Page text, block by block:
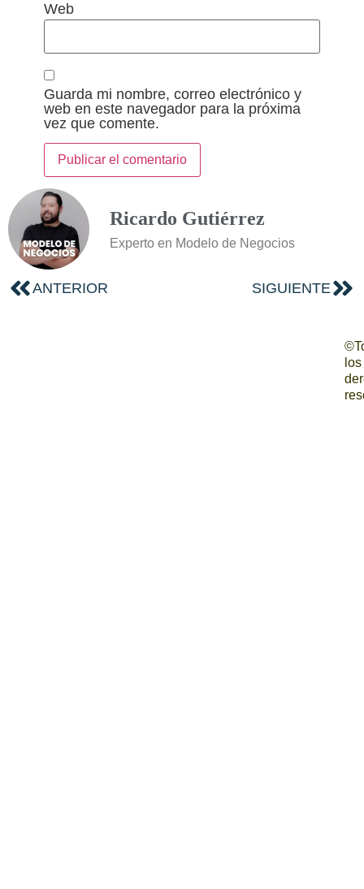
Web
Guarda mi nombre, correo electrónico y
web en este navegador para la próxima
vez que comente.
Ricardo Gutiérrez
Experto en Modelo de Negocios
ANTERIOR SIGUIENTE
los